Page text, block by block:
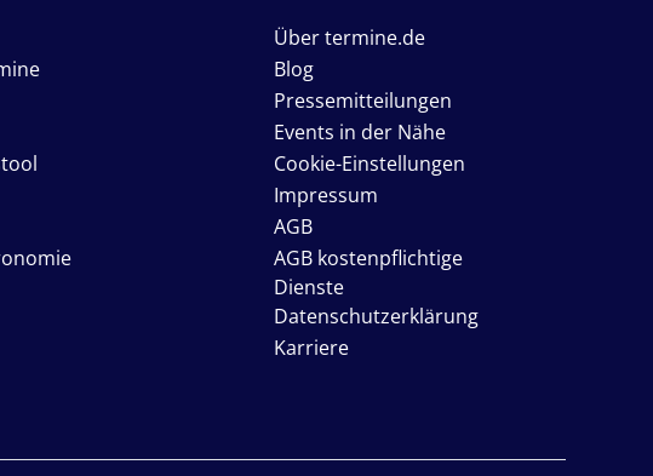
Über termine.de
Blog
Pressemitteilungen
Events in der Nähe
Cookie-Einstellungen
Impressum
AGB
AGB kostenpflichtige
Dienste
Datenschutzerklärung
Karriere